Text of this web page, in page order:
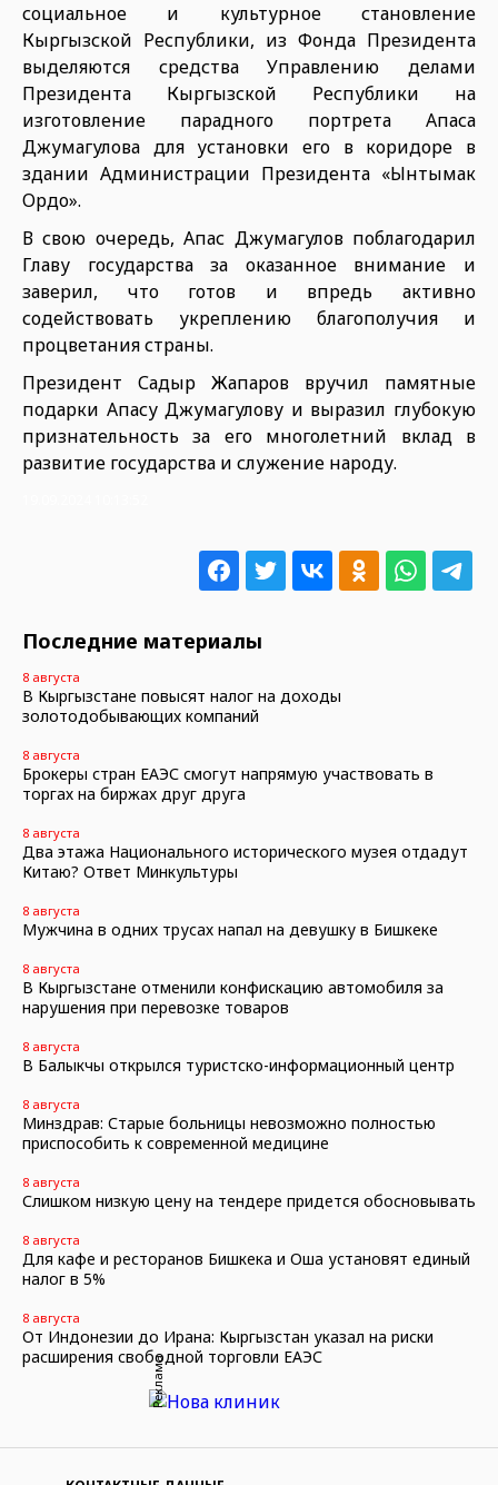
социальное и культурное становление
Кыргызской Республики, из Фонда Президента
выделяются средства Управлению делами
Президента Кыргызской Республики на
изготовление парадного портрета Апаса
Джумагулова для установки его в коридоре в
здании Администрации Президента «Ынтымак
Ордо».
В свою очередь, Апас Джумагулов поблагодарил
Главу государства за оказанное внимание и
заверил, что готов и впредь активно
содействовать укреплению благополучия и
процветания страны.
Президент Садыр Жапаров вручил памятные
подарки Апасу Джумагулову и выразил глубокую
признательность за его многолетний вклад в
развитие государства и служение народу.
Последние материалы
8 августа
В Кыргызстане повысят налог на доходы
золотодобывающих компаний
8 августа
Брокеры стран ЕАЭС смогут напрямую участвовать в
торгах на биржах друг друга
8 августа
Два этажа Национального исторического музея отдадут
Китаю? Ответ Минкультуры
8 августа
Мужчина в одних трусах напал на девушку в Бишкеке
8 августа
В Кыргызстане отменили конфискацию автомобиля за
нарушения при перевозке товаров
8 августа
В Балыкчы открылся туристско-информационный центр
8 августа
Минздрав: Старые больницы невозможно полностью
приспособить к современной медицине
8 августа
Слишком низкую цену на тендере придется обосновывать
8 августа
Для кафе и ресторанов Бишкека и Оша установят единый
налог в 5%
8 августа
От Индонезии до Ирана: Кыргызстан указал на риски
расширения свободной торговли ЕАЭС
Реклама